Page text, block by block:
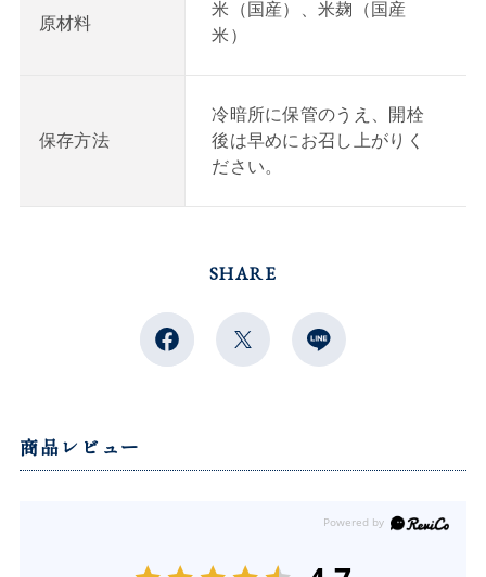
原材料
米（国産）、米麹（国産
米）
保存方法
冷暗所に保管のうえ、開栓
後は早めにお召し上がりく
ださい。
SHARE
商品レビュー